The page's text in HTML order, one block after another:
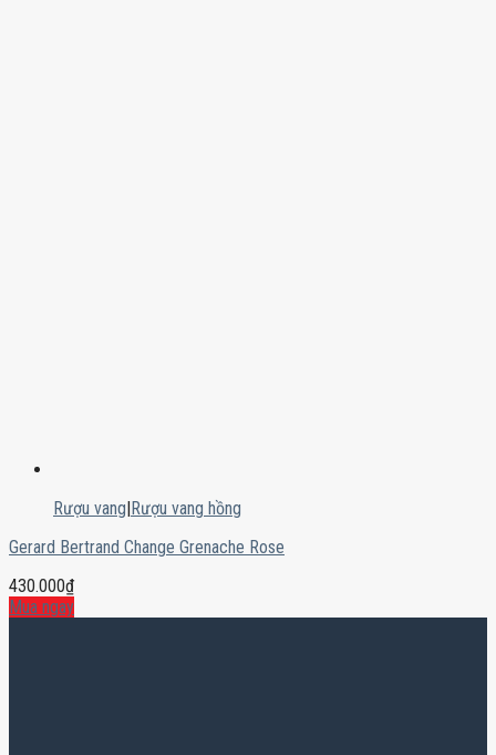
Rượu vang|Rượu vang hồng
Gerard Bertrand Change Grenache Rose
430.000₫
Mua ngay